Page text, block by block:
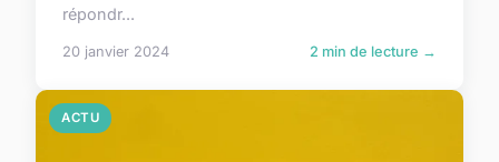
répondr...
20 janvier 2024 2 min de lecture →
ACTU